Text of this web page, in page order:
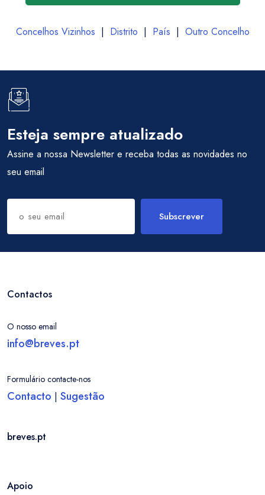
Concelhos Vizinhos | Distrito | País | Outro Concelho
Esteja sempre atualizado
Assine a nossa Newsletter e receba todas as novidades no
seu email
Subscrever
Contactos
O nosso email
info@breves.pt
Formulário contacte-nos
Contacto | Sugestão
breves.pt
Apoio